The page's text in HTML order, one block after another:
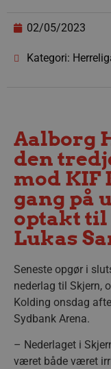
02/05/2023
Kategori:
Aalborg
den
mod KIF
gang på
optakt til
Lukas
Seneste opgør i
nederlag til Skjern,
Kolding onsdag
Sydbank Arena.
– Nederlaget i
været både været